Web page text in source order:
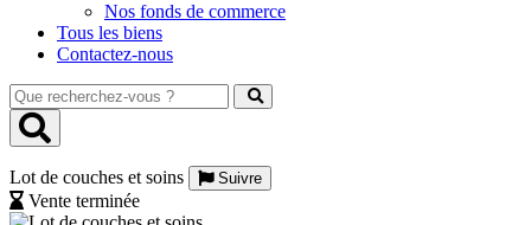
Nos fonds de commerce
Tous les biens
Contactez-nous
Que
recherchez-
vous
Lot de couches et soins
Suivre
Vente terminée